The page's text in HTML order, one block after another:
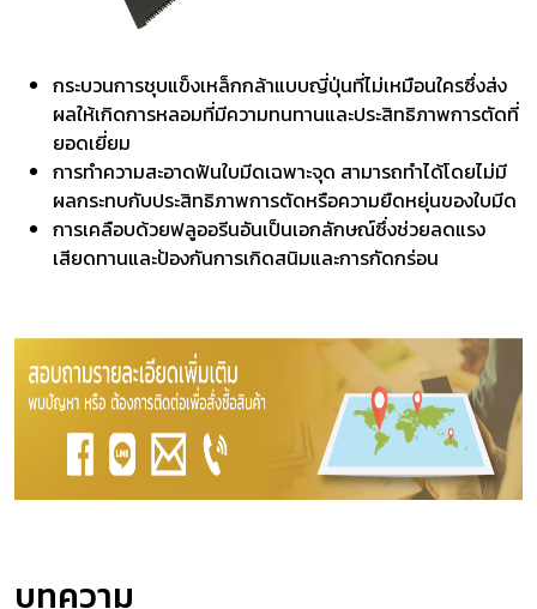
กระบวนการชุบแข็งเหล็กกล้าแบบญี่ปุ่นที่ไม่เหมือนใครซึ่งส่ง
ผลให้เกิดการหลอมที่มีความทนทานและประสิทธิภาพการตัดที่
ยอดเยี่ยม
การทำความสะอาดฟันใบมีดเฉพาะจุด สามารถทำได้โดยไม่มี
ผลกระทบกับประสิทธิภาพการตัดหรือความยืดหยุ่นของใบมีด
การเคลือบด้วยฟลูออรีนอันเป็นเอกลักษณ์ซึ่งช่วยลดแรง
เสียดทานและป้องกันการเกิดสนิมและการกัดกร่อน
บทความ